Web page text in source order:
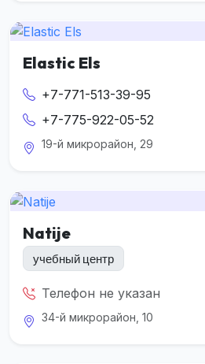
Elastic Els
+7-771-513-39-95
+7-775-922-05-52
19-й микрорайон, 29
Natije
учебный центр
Телефон не указан
34-й микрорайон, 10